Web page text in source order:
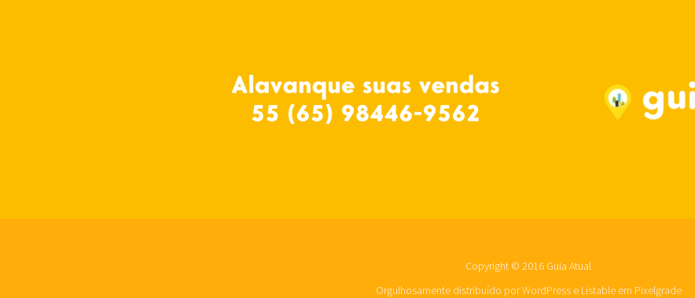
Copyright © 2016 Guia Atual
Orgulhosamente distribuído por WordPress e Listableem Pixelgrade